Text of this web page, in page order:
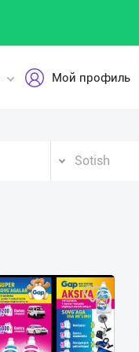
Мой профиль
Sotish